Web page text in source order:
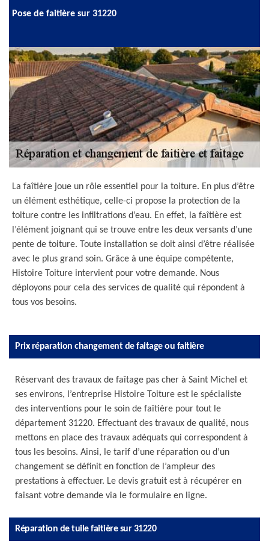
Pose de faitière sur 31220
La faîtière joue un rôle essentiel pour la toiture. En plus d’être
un élément esthétique, celle-ci propose la protection de la
toiture contre les infiltrations d’eau. En effet, la faîtière est
l’élément joignant qui se trouve entre les deux versants d’une
pente de toiture. Toute installation se doit ainsi d’être réalisée
avec le plus grand soin. Grâce à une équipe compétente,
Histoire Toiture intervient pour votre demande. Nous
déployons pour cela des services de qualité qui répondent à
tous vos besoins.
Prix réparation changement de faitage ou faitière
Réservant des travaux de faîtage pas cher à Saint Michel et
ses environs, l’entreprise Histoire Toiture est le spécialiste
des interventions pour le soin de faîtière pour tout le
département 31220. Effectuant des travaux de qualité, nous
mettons en place des travaux adéquats qui correspondent à
tous les besoins. Ainsi, le tarif d’une réparation ou d’un
changement se définit en fonction de l’ampleur des
prestations à effectuer. Le devis gratuit est à récupérer en
faisant votre demande via le formulaire en ligne.
Réparation de tuile faitière sur 31220